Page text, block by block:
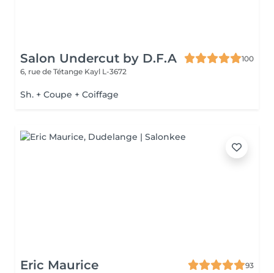
Salon Undercut by D.F.A
100
6, rue de Tétange Kayl L-3672
Sh. + Coupe + Coiffage
Eric Maurice
93